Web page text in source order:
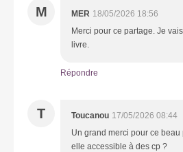
M MER 18/05/2026 18:56
Merci pour ce partage. Je
livre.
Répondre
T Toucanou 17/05/2026 08:44
Un grand merci pour ce
elle accessible à des cp ?